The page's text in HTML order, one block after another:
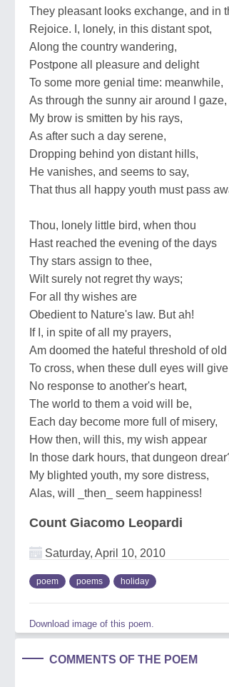
They pleasant looks exchange, and in
Rejoice. I, lonely, in this distant spot,
Along the country wandering,
Postpone all pleasure and delight
To some more genial time: meanwhile,
As through the sunny air around I gaze,
My brow is smitten by his rays,
As after such a day serene,
Dropping behind yon distant hills,
He vanishes, and seems to say,
That thus all happy youth must pass
Thou, lonely little bird, when thou
Hast reached the evening of the days
Thy stars assign to thee,
Wilt surely not regret thy ways;
For all thy wishes are
Obedient to Nature's law. But ah!
If I, in spite of all my prayers,
Am doomed the hateful threshold of
To cross, when these dull eyes will give
No response to another's heart,
The world to them a void will be,
Each day become more full of misery,
How then, will this, my wish appear
In those dark hours, that dungeon
My blighted youth, my sore distress,
Alas, will _then_ seem happiness!
Count Giacomo Leopardi
Saturday, April 10, 2010
poem poems holiday
Download image of this poem.
COMMENTS OF THE POEM